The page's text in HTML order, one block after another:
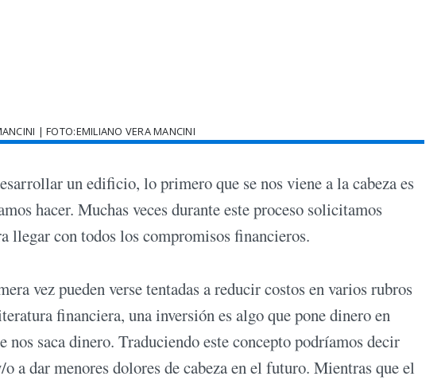
| FOTO:EMILIANO VERA MANCINI
un edificio, lo primero que se nos viene a la cabeza es
hacer. Muchas veces durante este proceso solicitamos
llegar con todos los compromisos financieros.
vez pueden verse tentadas a reducir costos en varios rubros
financiera, una inversión es algo que pone dinero en
saca dinero. Traduciendo este concepto podríamos decir
a dar menores dolores de cabeza en el futuro. Mientras que el